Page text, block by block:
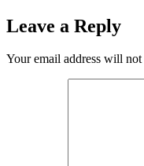
Leave a Reply
Your email address will not